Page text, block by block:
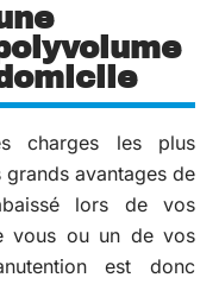
charges les plus
grands avantages de
lors de vos
vous ou un de vos
est donc